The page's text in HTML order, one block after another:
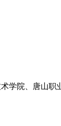
学院、唐山